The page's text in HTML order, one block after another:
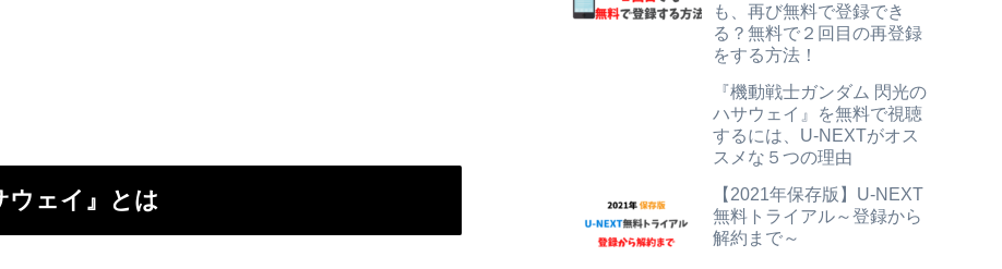
ウェイ』とは
も、再び無料で登録でき
る？無料で２回目の再登録
をする方法！
『機動戦士ガンダム 閃光の
ハサウェイ』を無料で視聴
するには、U-NEXTがオス
スメな５つの理由
【2021年保存版】U-NEXT
無料トライアル～登録から
解約まで～